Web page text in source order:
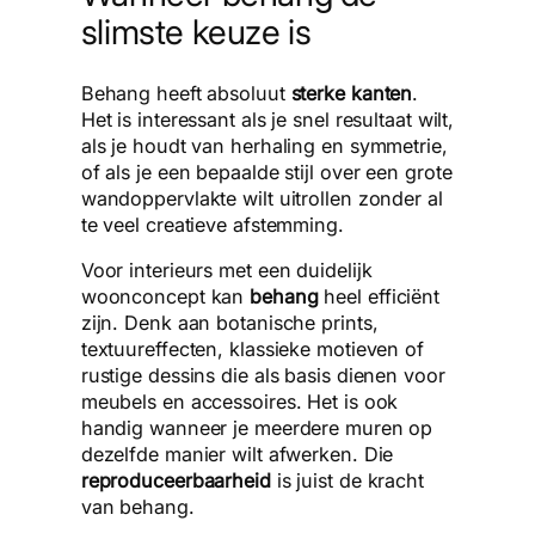
slimste keuze is
Behang heeft absoluut sterke kanten.
Het is interessant als je snel resultaat wilt,
als je houdt van herhaling en symmetrie,
of als je een bepaalde stijl over een grote
wandoppervlakte wilt uitrollen zonder al
te veel creatieve afstemming.
Voor interieurs met een duidelijk
woonconcept kan behangheel efficiënt
zijn. Denk aan botanische prints,
textuureffecten, klassieke motieven of
rustige dessins die als basis dienen voor
meubels en accessoires. Het is ook
handig wanneer je meerdere muren op
dezelfde manier wilt afwerken. Die
reproduceerbaarheidis juist de kracht
van behang.